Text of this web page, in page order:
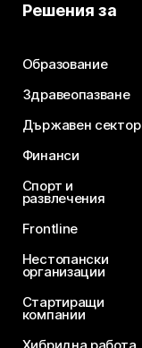
Решения за
Образование
Здравеопазване
Държавен сектор
Финанси
Спорт и
развлечения
Frontline
Нестопански
организации
Стартиращи
компании